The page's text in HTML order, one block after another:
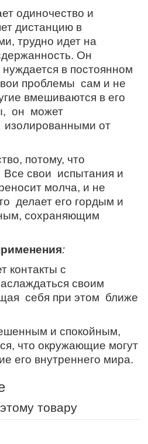
одиночество и
дистанцию в
трудно идет на
Он
в постоянном
проблемы сам и не
вмешиваются в его
он может
изолированными от
потому, что
Все свои испытания и
молча, и не
делает его гордым и
сохраняющим
:
контакты с
своим
себя при этом ближе
и спокойным,
что окружающие могут
его внутреннего мира.
товару